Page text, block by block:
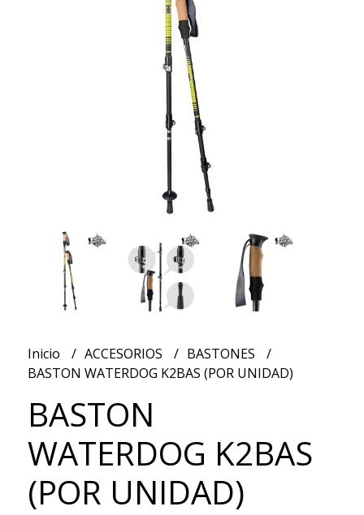
Inicio ACCESORIOS
BASTONES
BASTON WATERDOG K2BAS (POR UNIDAD)
BASTON
WATERDOG K2BAS
(POR UNIDAD)